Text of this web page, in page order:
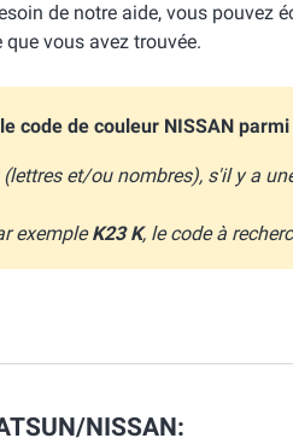
de notre aide, vous pouvez
vous avez trouvée.
code de couleur NISSAN
et/ou nombres), s'il y a
exempleK23 K, le code à
NISSAN: